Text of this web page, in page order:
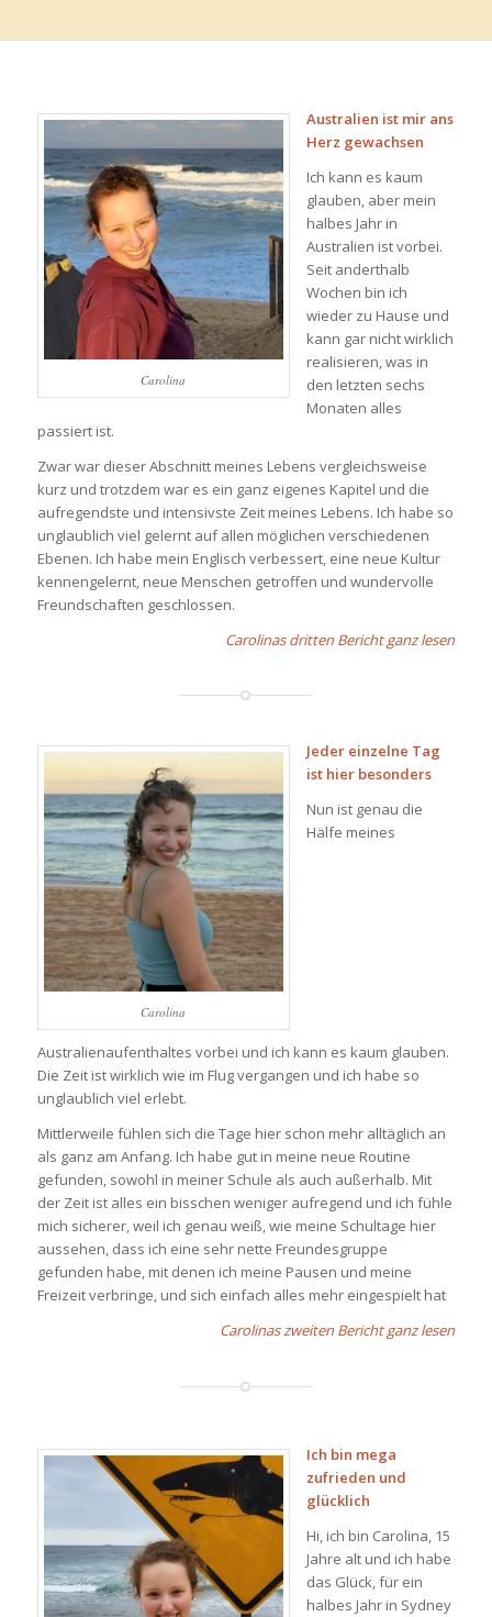
Carolina
Australien ist mir ans
Herz gewachsen
Ich kann es kaum
glauben, aber mein
halbes Jahr in
Australien ist vorbei.
Seit anderthalb
Wochen bin ich
wieder zu Hause und
kann gar nicht wirklich
realisieren, was in
den letzten sechs
Monaten alles
passiert ist.
Zwar war dieser Abschnitt meines Lebens vergleichsweise
kurz und trotzdem war es ein ganz eigenes Kapitel und die
aufregendste und intensivste Zeit meines Lebens. Ich habe so
unglaublich viel gelernt auf allen möglichen verschiedenen
Ebenen. Ich habe mein Englisch verbessert, eine neue Kultur
kennengelernt, neue Menschen getroffen und wundervolle
Freundschaften geschlossen.
Carolinas dritten Bericht ganz lesen
Carolina
Jeder einzelne Tag
ist hier besonders
Nun ist genau die
Hälfe meines
Australienaufenthaltes vorbei und ich kann es kaum glauben.
Die Zeit ist wirklich wie im Flug vergangen und ich habe so
unglaublich viel erlebt.
Mittlerweile fühlen sich die Tage hier schon mehr alltäglich an
als ganz am Anfang. Ich habe gut in meine neue Routine
gefunden, sowohl in meiner Schule als auch außerhalb. Mit
der Zeit ist alles ein bisschen weniger aufregend und ich fühle
mich sicherer, weil ich genau weiß, wie meine Schultage hier
aussehen, dass ich eine sehr nette Freundesgruppe
gefunden habe, mit denen ich meine Pausen und meine
Freizeit verbringe, und sich einfach alles mehr eingespielt hat
Carolinas zweiten Bericht ganz lesen
Ich bin mega
zufrieden und
glücklich
Hi, ich bin Carolina, 15
Jahre alt und ich habe
das Glück, für ein
halbes Jahr in Sydney